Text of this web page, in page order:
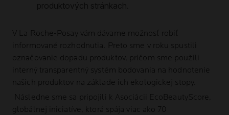
V La Roche-Posayvám dávame možnosť robiť
informované rozhodnutia. Preto sme v roku spustili
označovanie dopadu produktov, pričom sme použili
interný transparentný systém bodovania na hodnotenie
našich produktov na základe ich ekologickej stopy.
Následne sme sa pripojili k Asociácii EcoBeautyScore,
globálnej iniciatíve, ktorá spája viac ako 70